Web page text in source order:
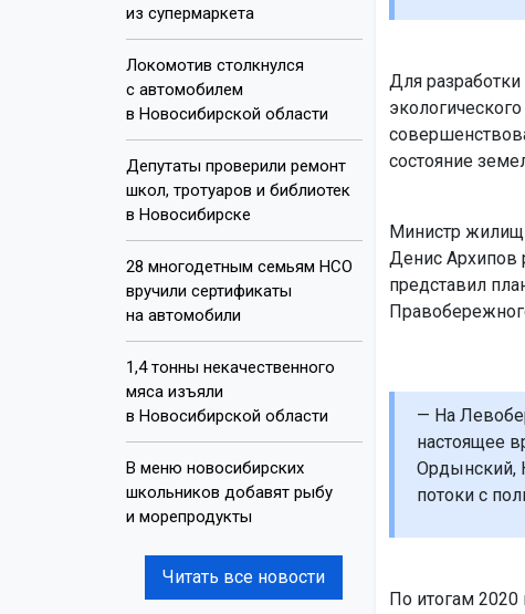
из супермаркета
Локомотив столкнулся
с автомобилем
в Новосибирской области
Депутаты проверили ремонт
школ, тротуаров и библиотек
в Новосибирске
28 многодетным семьям НСО
вручили сертификаты
на автомобили
1,4 тонны некачественного
мяса изъяли
в Новосибирской области
В меню новосибирских
школьников добавят рыбу
и морепродукты
Читать все новости
Для
состояние
Министр
Денис Архипов
представил
— На
настоящее
Ордынский,
потоки с
По итогам 2020